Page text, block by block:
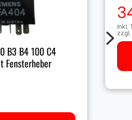
B3 B4 100 C4
Fensterheber
inkl.
zzgl.
5